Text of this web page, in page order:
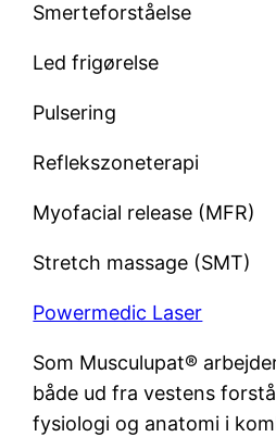
Smerteforståelse
Led frigørelse
Pulsering
Reflekszoneterapi
Myofacial release (MFR)
Stretch massage (SMT)
Powermedic Laser
Som Musculupat®
både ud fra vestens
fysiologi og anatomi i